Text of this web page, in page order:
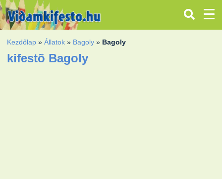
Kezdőlap »Állatok » Bagoly » Bagoly
kifestõ Bagoly